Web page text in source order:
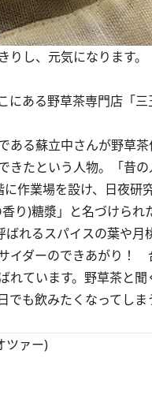
し、元気になります。
ある野草茶専門店「
る蘇立中さんが野草
きたという人物。「昔
作業場を設け、日夜研
り)糖漿」と名づけら
れるスパイスの葉や月
イダーのできあがり！
れています。野草茶と
でも飲みたくなってし
ツァー)